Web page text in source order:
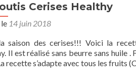
Cerises Healthy
14 juin 2018
saison des cerises!!! Voici la
Il est réalisé sans beurre sans huile
recette s’adapte avec tous les fruits